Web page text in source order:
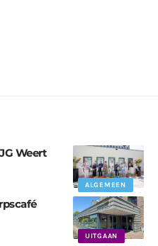
ALGEMEEN
Weert
UITGAAN